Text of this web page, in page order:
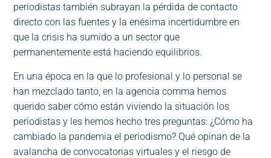
periodistas también subrayan la pérdida de contacto
directo con las fuentes y la enésima incertidumbre en
que la crisis ha sumido a un sector que
permanentemente está haciendo equilibrios.
En una época en la que lo profesional y lo personal se
han mezclado tanto, en la agencia comma hemos
querido saber cómo están viviendo la situación los
periodistas y les hemos hecho tres preguntas: ¿Cómo ha
cambiado la pandemia el periodismo? Qué opinan de la
avalancha de convocatorias virtuales y el riesgo de